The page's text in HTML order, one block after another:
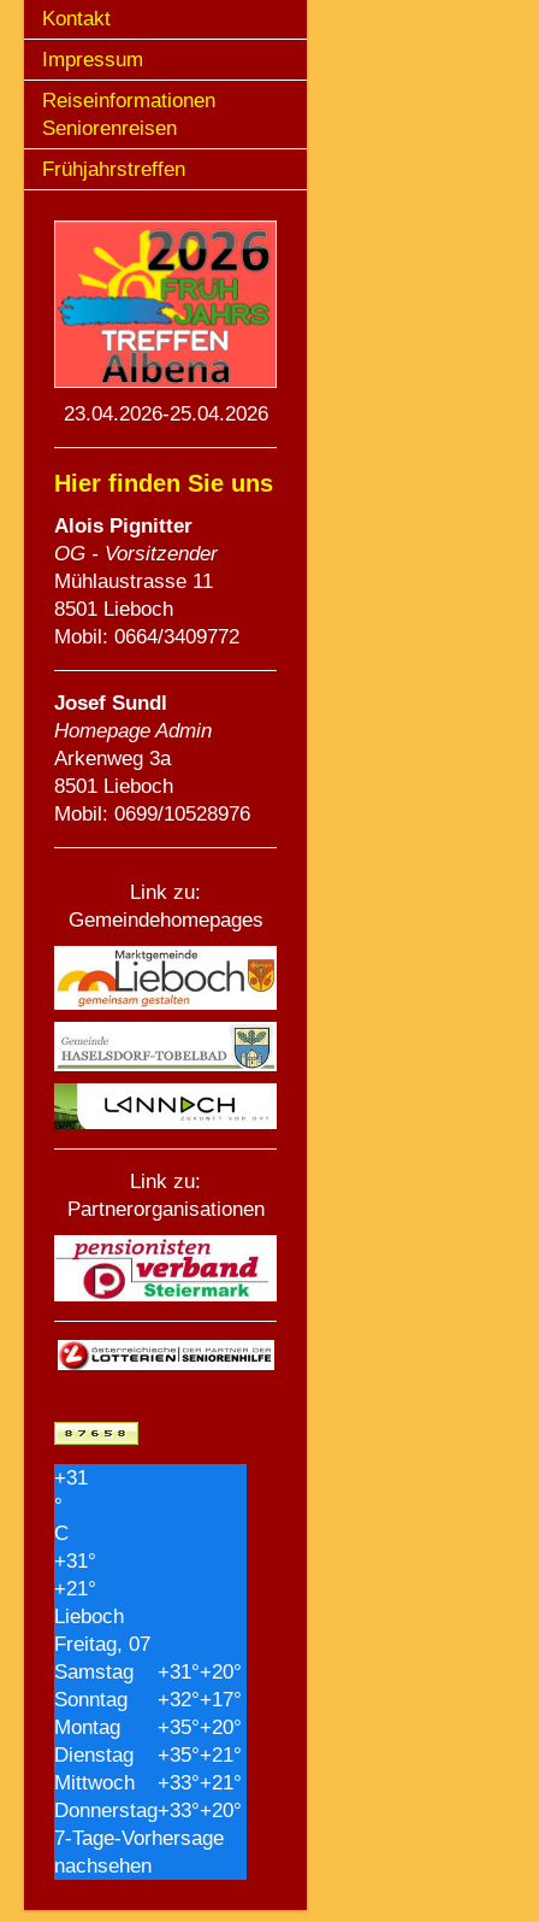
Kontakt
Impressum
Reiseinformationen
Seniorenreisen
Frühjahrstreffen
23.04.2026-25.04.2026
Hier finden Sie uns
Alois Pignitter
OG - Vorsitzender
Mühlaustrasse 11
8501 Lieboch
Mobil: 0664/3409772
Josef Sundl
Homepage Admin
Arkenweg 3a
8501 Lieboch
Mobil: 0699/10528976
Link zu:
Gemeindehomepages
Link zu:
Partnerorganisationen
+31
°
C
+31°
+21°
Lieboch
Freitag, 07
Samstag
+31°+20°
Sonntag
+32°+17°
Montag
+35°+20°
Dienstag
+35°+21°
Mittwoch
+33°+21°
Donnerstag+33°+20°
7-Tage-Vorhersage
nachsehen